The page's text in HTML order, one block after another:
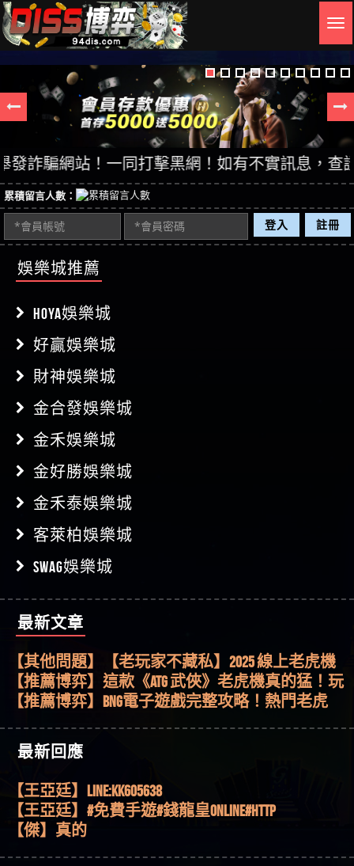
網站！一同打擊黑網！如有不實訊息，查證後立
累積留言人數：
登入 註冊
娛樂城推薦
HOYA娛樂城
好贏娛樂城
財神娛樂城
金合發娛樂城
金禾娛樂城
金好勝娛樂城
金禾泰娛樂城
客萊柏娛樂城
SWAG娛樂城
最新文章
【其他問題】用理性數據指路，開啟你的高回報
娛樂之旅
【其他問題】【老玩家不藏私】2025 線上老虎機
這樣挑！RTP、波動率和平台安全的全攻略！
【推薦博弈】這款《ATG 武俠》老虎機真的猛！玩
過才知道什麼叫超過3萬種中獎方式！
【推薦博弈】BNG電子遊戲完整攻略！熱門老虎
51,000倍數玩法攻略，輕鬆稱霸老虎機！
【其他問題】「拆解力智投資詐騙套路緊急追討
賴zg369」力智投資是不是詐騙 力智投資是真的嗎
力智投資是詐騙嗎 南部老翁還在癡迷力智投資高
回報獲利 請不要在匯款
【其他問題】 【遇天盛商行詐騙追回資金賴
zg369】天盛商行詐騙 天盛商行是不是詐騙 天盛商
行是真的嗎 天盛商行是詐騙嗎 被天盛商行詐騙一
招教你拿回
【其他問題】 受害者援助賴【zg369】退休老翁被
大戶e點靈詐騙痛不欲生 大戶e點靈是真的嗎 大戶e
點靈是不是詐騙 大戶e點靈是詐騙嗎 大戶e點靈無
法出金 （大戶e點靈）教你如何規避詐騙陷阱
【其他問題】 弘記投資詐騙持續收割國人中【免
費討回資金賴zg369】弘記投資是詐騙嗎 弘記投資
是不是詐騙 弘記投資是真的嗎 被弘記投資詐騙的
錢怎麼辦 本文教你如何拿回被騙資金
【其他問題】 被騙追回賴【zg369】KnTop利用新型
詐騙手法欺詐群眾 KnTop是真的嗎 KnTop是不是詐騙
KnTop是詐騙嗎 【KnTop】KnTop無法出金 被KnTop詐騙
【其他問題】機台運算專案詐騙持續收割國人中
【免費討回資金賴zg369】機台運算專案是詐騙嗎
【其他問題】 Hoyabit詐騙持續收割國人中【免費
最新回應
【傑】推代理真的好相處
回答
【王亞廷】LINE:kK605638
【王亞廷】#免費手遊#錢龍皇ONLINE#http
【傑】真的